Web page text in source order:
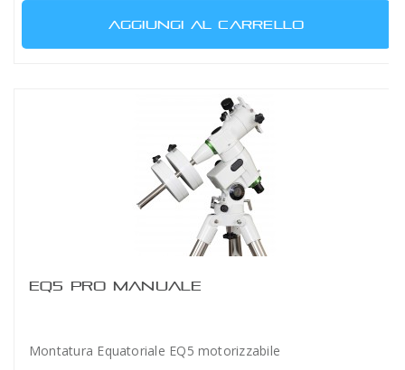
AGGIUNGI AL CARRELLO
EQ5 PRO MANUALE
Montatura Equatoriale EQ5 motorizzabile